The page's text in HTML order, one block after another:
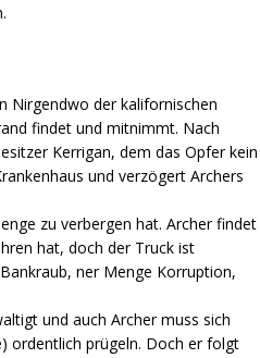
Nirgendwo der kalifornischen
findet und mitnimmt. Nach
Kerrigan, dem das Opfer kein
und verzögert Archers
zu verbergen hat. Archer findet
hat, doch der Truck ist
ner Menge Korruption,
und auch Archer muss sich
ordentlich prügeln. Doch er folgt